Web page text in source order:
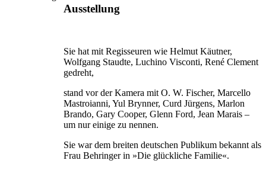
Ausstellung
Sie hat mit Regisseuren wie Helmut Käutner,
Wolfgang Staudte, Luchino Visconti, René Clement
gedreht,
stand vor der Kamera mit O. W. Fischer, Marcello
Mastroianni, Yul Brynner, Curd Jürgens, Marlon
Brando, Gary Cooper, Glenn Ford, Jean Marais –
um nur einige zu nennen.
Sie war dem breiten deutschen Publikum bekannt als
Frau Behringer in »Die glückliche Familie«.